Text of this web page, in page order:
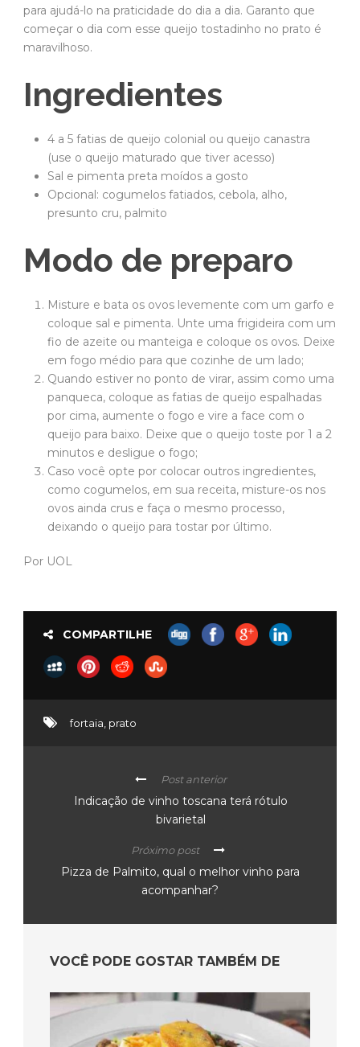
para ajudá-lo na praticidade do dia a dia. Garanto que
começar o dia com esse queijo tostadinho no prato é
maravilhoso.
Ingredientes
4 a 5 fatias de queijo colonial ou queijo canastra
(use o queijo maturado que tiver acesso)
Sal e pimenta preta moídos a gosto
Opcional: cogumelos fatiados, cebola, alho,
presunto cru, palmito
Modo de preparo
Misture e bata os ovos levemente com um garfo e
coloque sal e pimenta. Unte uma frigideira com um
fio de azeite ou manteiga e coloque os ovos. Deixe
em fogo médio para que cozinhe de um lado;
Quando estiver no ponto de virar, assim como uma
panqueca, coloque as fatias de queijo espalhadas
por cima, aumente o fogo e vire a face com o
queijo para baixo. Deixe que o queijo toste por 1 a 2
minutos e desligue o fogo;
Caso você opte por colocar outros ingredientes,
como cogumelos, em sua receita, misture-os nos
ovos ainda crus e faça o mesmo processo,
deixando o queijo para tostar por último.
Por UOL
COMPARTILHE
fortaia prato
Post anterior
Indicação de vinho toscana terá rótulo
bivarietal
Próximo post
Pizza de Palmito, qual o melhor vinho para
acompanhar?
VOCÊ PODE GOSTAR TAMBÉM DE